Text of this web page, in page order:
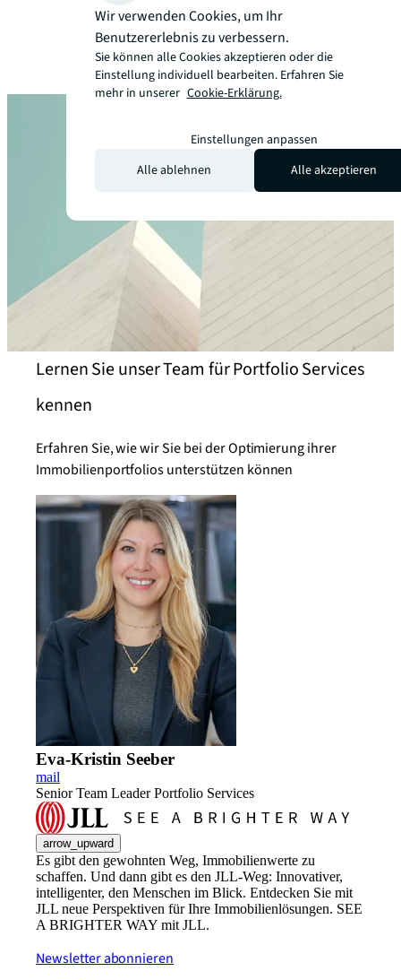
Lernen Sie unser Team für Portfolio Services
kennen
Erfahren Sie, wie wir Sie bei der Optimierung ihrer
Immobilienportfolios unterstützen können
Eva-Kristin Seeber
mail
Senior Team Leader Portfolio Services
arrow_upward
Es gibt den gewohnten Weg, Immobilienwerte zu
schaffen. Und dann gibt es den JLL-Weg: Innovativer,
intelligenter, den Menschen im Blick. Entdecken Sie mit
JLL neue Perspektiven für Ihre Immobilienlösungen. SEE
A BRIGHTER WAY mit JLL.
Newsletter abonnieren
Wir verwenden Cookies, um Ihr
Benutzererlebnis zu verbessern.
Sie können alle Cookies akzeptieren oder die
Einstellung individuell bearbeiten. Erfahren Sie
mehr in unserer Cookie-Erklärung.
Einstellungen anpassen
Alle ablehnen
Alle akzeptieren